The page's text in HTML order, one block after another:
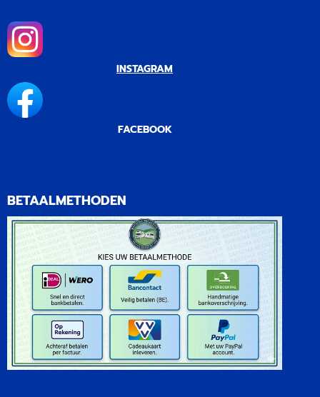
INSTAGRAM
FACEBOOK
BETAALMETHODEN